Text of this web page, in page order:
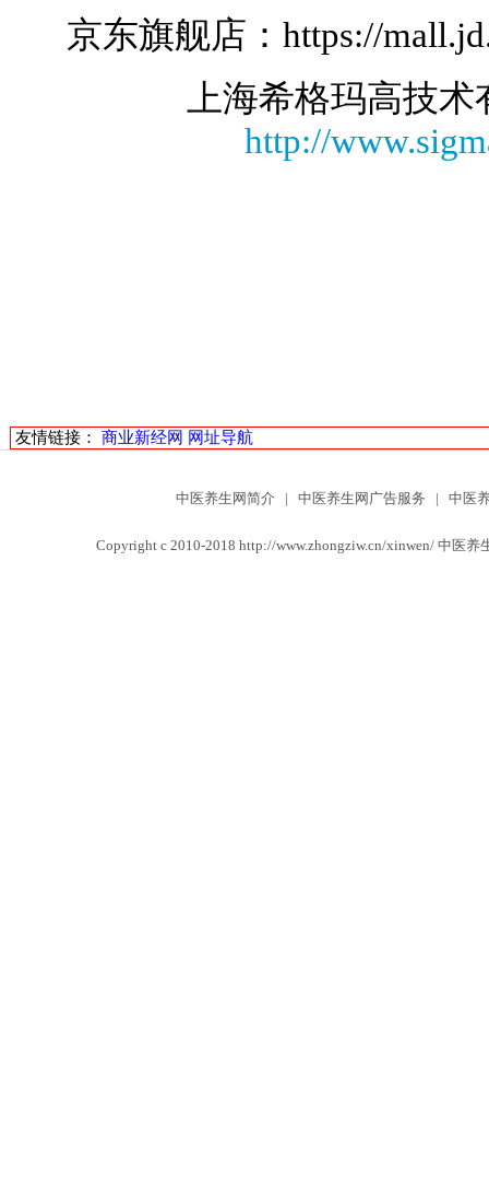
京东旗舰店： https://
上海希格玛高技
http://
友情链接： 商业新经网 网址导航
中医养生网简介 | 中医养生网广告服务 | 中医
Copyright c 2010-2018 http://www.zhongziw.cn/xinwen/ 中医